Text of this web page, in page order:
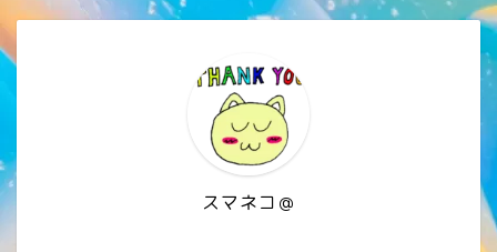
スマネコ＠